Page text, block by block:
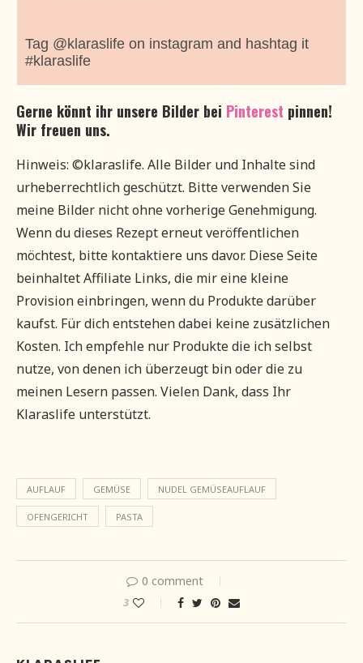
Tag @klaraslife on instagram and hashtag it
#klaraslife
Gerne könnt ihr unsere Bilder bei Pinterest pinnen!
Wir freuen uns.
Hinweis: ©klaraslife. Alle Bilder und Inhalte sind
urheberrechtlich geschützt. Bitte verwenden Sie
meine Bilder nicht ohne vorherige Genehmigung.
Wenn du dieses Rezept erneut veröffentlichen
möchtest, bitte kontaktiere uns davor. Diese Seite
beinhaltet Affiliate Links, die mir eine kleine
Provision einbringen, wenn du Produkte darüber
kaufst. Für dich entstehen dabei keine zusätzlichen
Kosten. Ich empfehle nur Produkte die ich selbst
nutze, von denen ich überzeugt bin oder die zu
meinen Lesern passen. Vielen Dank, dass Ihr
Klaraslife unterstützt.
AUFLAUF GEMÜSE NUDEL GEMÜSEAUFLAUF
OFENGERICHT PASTA
0 comment
3